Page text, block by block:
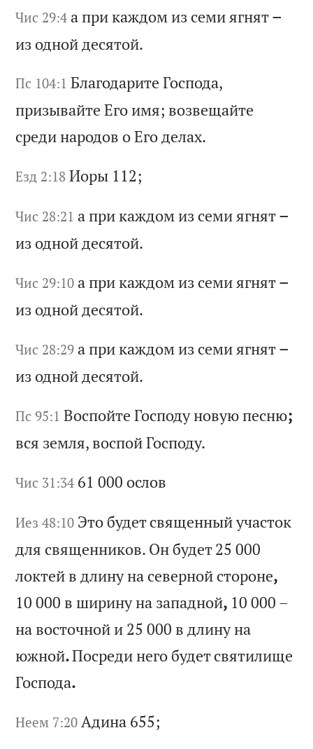
Чис 29:4 а при каждом из семи ягнят–
из одной десятой.
Пс 104:1 БлагодаритеГоспода,
призывайтеЕго имя; возвещайте
среди народов оЕгоделах.
Езд 2:18 Иоры 112;
Чис 28:21 а при каждом из семиягнят–
из однойдесятой.
Чис 29:10 а при каждом из семиягнят–
из однойдесятой.
Чис 28:29 а при каждом из семиягнят–
из однойдесятой.
Пс 95:1 Воспойте Господуновую песню;
вся земля, воспойГосподу.
Чис 31:34 61 000 ослов
Иез 48:10 Это будетсвященныйучасток
для священников. Он будет 25 000
локтей в длинуна северной стороне,
10 000 в ширинуна западной, 10 000 –
на восточной и 25 000 в длинуна
южной.Посреди него будетсвятилище
Господа.
Неем 7:20 Адина 655;